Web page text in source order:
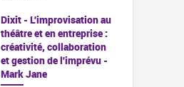
Dixit - L'improvisation au
théâtre et en entreprise :
créativité, collaboration
et gestion de l'imprévu -
Mark Jane